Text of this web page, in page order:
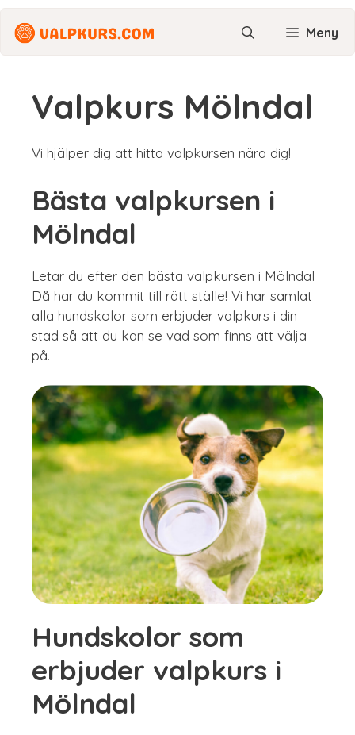
Hoppa
innehåll
Meny
Valpkurs Mölndal
Vi hjälper dig att hitta valpkursen nära dig!
Bästa valpkursen i
Mölndal
Letar du efter den bästa valpkursen i Mölndal
Då har du kommit till rätt ställe! Vi har samlat
alla hundskolor som erbjuder valpkurs i din
stad så att du kan se vad som finns att välja
på.
Hundskolor som
erbjuder valpkurs i
Mölndal